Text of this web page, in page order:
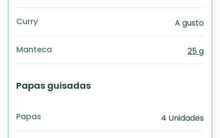
Curry A gusto
Manteca 25 g
Papas guisadas
Papas 4 Unidades